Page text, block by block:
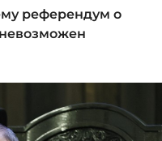
референдум о